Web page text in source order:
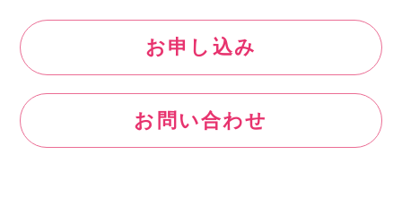
お申し込み
お問い合わせ